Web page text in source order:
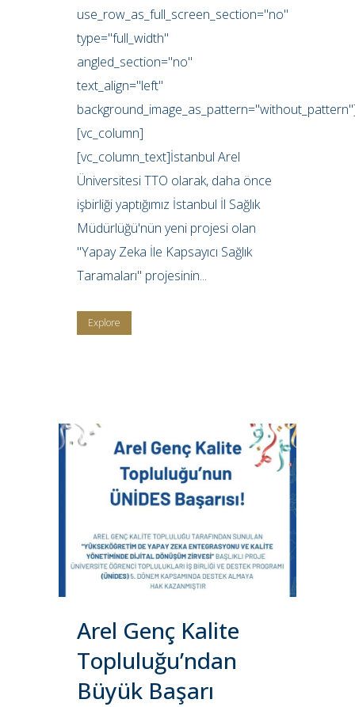
use_row_as_full_screen_section="no"
type="full_width"
angled_section="no"
text_align="left"
[vc_column]
[vc_column_text]İstanbul Arel
Üniversitesi TTO olarak, daha önce
işbirliği yaptığımız İstanbul İl Sağlık
Müdürlüğü'nün yeni projesi olan
"Yapay Zeka İle Kapsayıcı Sağlık
Taramaları" projesinin...
Explore
Arel Genç Kalite
Topluluğu’ndan
Büyük Başarı